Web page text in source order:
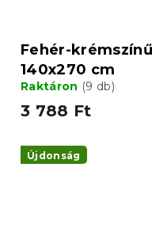
Fehér-
140x270 cm
Raktáron (9 db)
3 788 Ft
Újdonság